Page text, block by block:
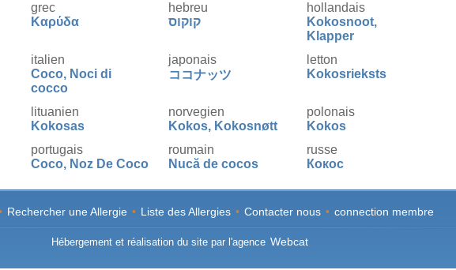
grec
Καρύδα
hebreu
קוקוס
hollandais
Kokosnoot,
Klapper
italien
Coco, Noci di
cocco
japonais
ココナッツ
letton
Kokosrieksts
lituanien
Kokosas
norvegien
Kokos, Kokosnøtt
polonais
Kokos
portugais
Coco, Noz De Coco
roumain
Nucă de cocos
russe
Кокос
slovaque
Orech
slovene
suedois
Kokosnötter,
Kokosfibrer
Rechercher une Allergie • Liste des Allergies • Contacter nous • connection membre
Hébergement et réalisation du site par l'agence Webcat